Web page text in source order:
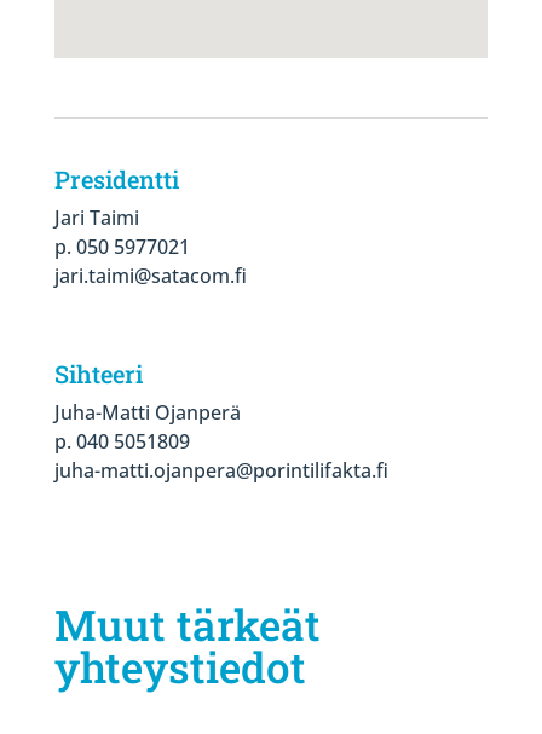
Presidentti
Jari Taimi
p. 050 5977021
jari.taimi@satacom.fi
Sihteeri
Juha-Matti Ojanperä
p. 040 5051809
juha-matti.ojanpera@porintilifakta.fi
Muut tärkeät
yhteystiedot